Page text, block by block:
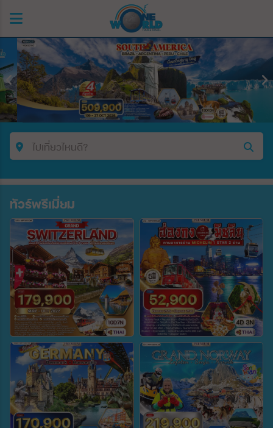
ทัวร์พรีเมี่ยม
ไปเที่ยวไหนดี?
คำค้นหา/รหัสทัวร์
ประเทศ
ตั้งแต่วันที่
ถึงวันที่
ค้นหา